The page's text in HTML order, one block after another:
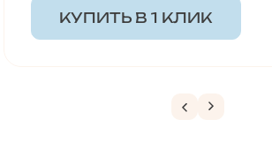
КУПИТЬ В 1 КЛИК